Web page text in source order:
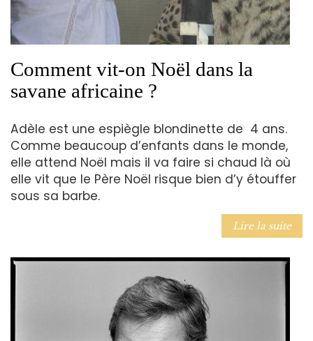
Comment vit-on Noël dans la
savane africaine ?
Adèle est une espiègle blondinette de 4 ans.
Comme beaucoup d’enfants dans le monde,
elle attend Noël mais il va faire si chaud là où
elle vit que le Père Noël risque bien d’y étouffer
sous sa barbe.
Lire la suite